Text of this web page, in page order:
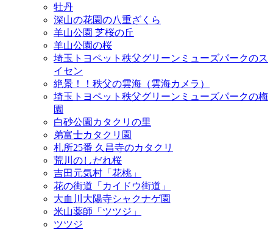
牡丹
深山の花園の八重ざくら
羊山公園 芝桜の丘
羊山公園の桜
埼玉トヨペット秩父グリーンミューズパークのス
イセン
絶景！！秩父の雲海（雲海カメラ）
埼玉トヨペット秩父グリーンミューズパークの梅
園
白砂公園カタクリの里
弟富士カタクリ園
札所25番 久昌寺のカタクリ
荒川のしだれ桜
吉田元気村「花桃」
花の街道「カイドウ街道」
大血川大陽寺シャクナゲ園
米山薬師「ツツジ」
ツツジ